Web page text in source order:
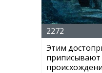
2272
Этим
приписывают